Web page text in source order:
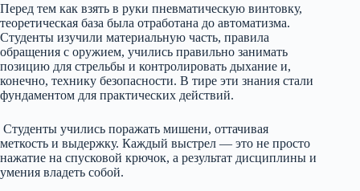
Перед тем как взять в руки пневматическую винтовку,
теоретическая база была отработана до автоматизма.
Студенты изучили материальную часть, правила
обращения с оружием, учились правильно занимать
позицию для стрельбы и контролировать дыхание и,
конечно, технику безопасности. В тире эти знания стали
фундаментом для практических действий.
Студенты учились поражать мишени, оттачивая
меткость и выдержку. Каждый выстрел — это не просто
нажатие на спусковой крючок, а результат дисциплины и
умения владеть собой.